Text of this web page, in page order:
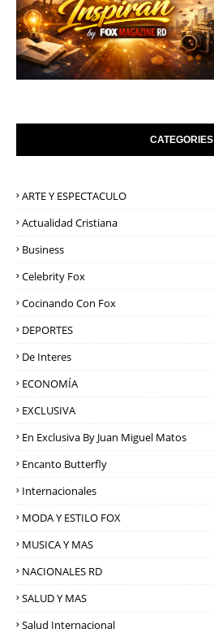
CATEGORIES
ARTE Y ESPECTACULO
Actualidad Cristiana
Business
Celebrity Fox
Cocinando Con Fox
DEPORTES
De Interes
ECONOMÍA
EXCLUSIVA
En Exclusiva By Juan Miguel Matos
Encanto Butterfly
Internacionales
MODA Y ESTILO FOX
MUSICA Y MAS
NACIONALES RD
SALUD Y MAS
Salud Internacional